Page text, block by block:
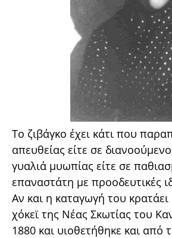
Το ζιβάγκο έχει κάτι που
απευθείας είτε σε
γυαλιά μυωπίας είτε σε
επαναστάτη με προοδευτικές
Αν και η καταγωγή του
χόκεϊ της Νέας Σκωτίας του
1880 και υιοθετήθηκε και από